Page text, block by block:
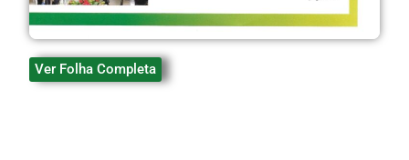
Ver Folha Completa